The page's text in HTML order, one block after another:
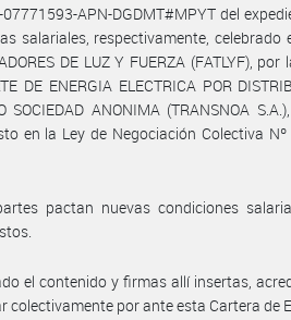
APN-DGDMT#MPYT del
salariales, respectivamente, celebrado
DE LUZ Y FUERZA (FATLYF), por
DE ENERGIA ELECTRICA POR
SOCIEDAD ANONIMA (TRANSNOA
en la Ley de Negociación Colectiva Nº
pactan nuevas condiciones
el contenido y firmas allí insertas,
colectivamente por ante esta Cartera de